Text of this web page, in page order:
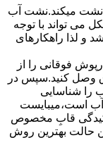
آب ﻧﺸﺖ میکند.نشت آب
می تواند با توجه
و لذا راهکارهای
ﻓﻮﻗﺎﻧﯽ را از
وصل ﮐﻨﯿﺪ.سپس در
را ﺷﻨﺎﺳﺎﯾﯽ
آب اﺳﺖ،میبایست
قابِ ﻣﺨﺼﻮص
حالت بهترین روش